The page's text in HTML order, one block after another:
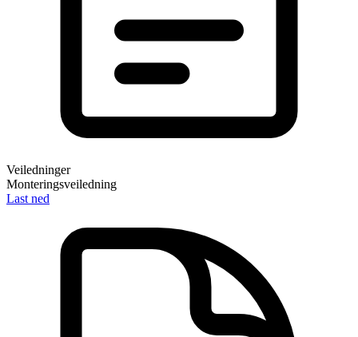
Veiledninger
Monteringsveiledning
Last ned